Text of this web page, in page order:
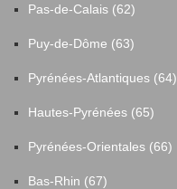
Pas-de-Calais (62)
Puy-de-Dôme (63)
Pyrénées-Atlantiques (64)
Hautes-Pyrénées (65)
Pyrénées-Orientales (66)
Bas-Rhin (67)